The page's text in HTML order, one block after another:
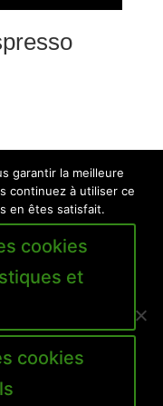
et de vente
Group
garantir la meilleure
continuez à utiliser ce
en êtes satisfait.
cookies
et
cookies